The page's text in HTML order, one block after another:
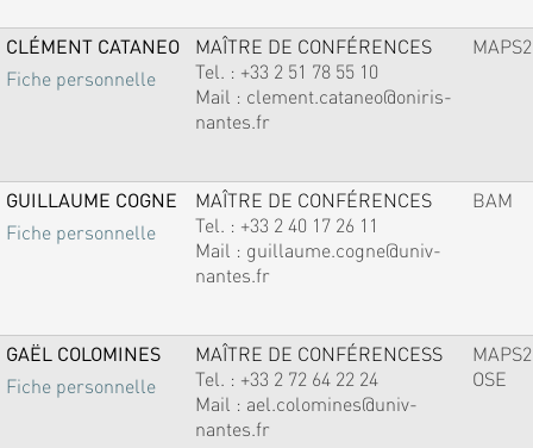
CLÉMENT CATANEO
Fiche personnelle
MAÎTRE DE CONFÉRENCES
Tel. : +33 2 51 78 55 10
Mail : clement.cataneo@oniris-
nantes.fr
MAPS2
GUILLAUME COGNE
Fiche personnelle
MAÎTRE DE CONFÉRENCES
Tel. : +33 2 40 17 26 11
Mail : guillaume.cogne@univ-
nantes.fr
BAM
GAËL COLOMINES
Fiche personnelle
MAÎTRE DE CONFÉRENCESS
Tel. : +33 2 72 64 22 24
Mail : ael.colomines@univ-
nantes.fr
MAPS2
OSE